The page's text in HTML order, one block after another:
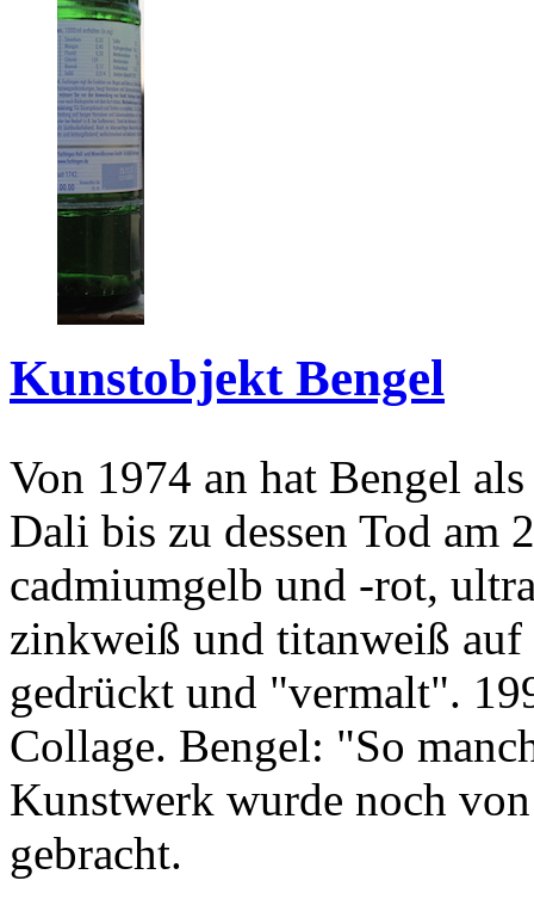
Kunstobjekt Bengel
Von 1974 an hat Bengel
Dali bis zu dessen Tod am
cadmiumgelb und -rot,
zinkweiß und titanweiß
gedrückt und "vermalt".
Collage. Bengel: "So
Kunstwerk wurde noch
gebracht.